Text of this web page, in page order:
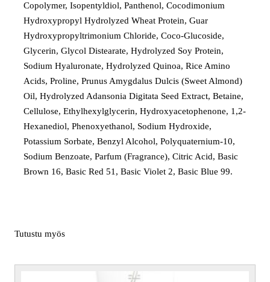
Copolymer, Isopentyldiol, Panthenol, Cocodimonium
Hydroxypropyl Hydrolyzed Wheat Protein, Guar
Hydroxypropyltrimonium Chloride, Coco-Glucoside,
Glycerin, Glycol Distearate, Hydrolyzed Soy Protein,
Sodium Hyaluronate, Hydrolyzed Quinoa, Rice Amino
Acids, Proline, Prunus Amygdalus Dulcis (Sweet Almond)
Oil, Hydrolyzed Adansonia Digitata Seed Extract, Betaine,
Cellulose, Ethylhexylglycerin, Hydroxyacetophenone, 1,2-
Hexanediol, Phenoxyethanol, Sodium Hydroxide,
Potassium Sorbate, Benzyl Alcohol, Polyquaternium-10,
Sodium Benzoate, Parfum (Fragrance), Citric Acid, Basic
Brown 16, Basic Red 51, Basic Violet 2, Basic Blue 99.
Tutustu myös